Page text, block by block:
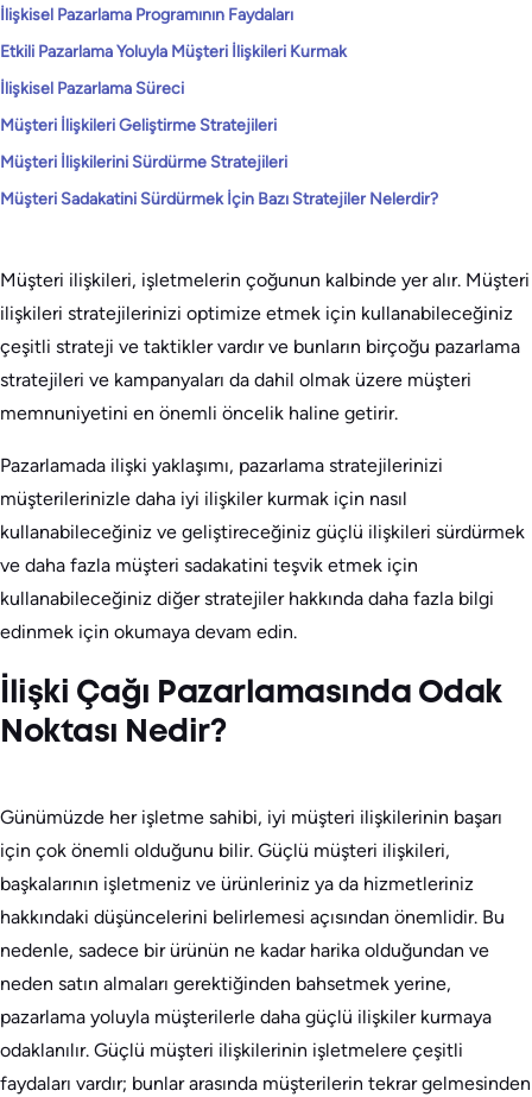
İlişkisel Pazarlama Programının Faydaları
Etkili Pazarlama Yoluyla Müşteri İlişkileri Kurmak
İlişkisel Pazarlama Süreci
Müşteri İlişkileri Geliştirme Stratejileri
Müşteri İlişkilerini Sürdürme Stratejileri
Müşteri Sadakatini Sürdürmek İçin Bazı Stratejiler Nelerdir?
Müşteri ilişkileri, işletmelerin çoğunun kalbinde yer alır. Müşteri
ilişkileri stratejilerinizi optimize etmek için kullanabileceğiniz
çeşitli strateji ve taktikler vardır ve bunların birçoğu pazarlama
stratejileri ve kampanyaları da dahil olmak üzere müşteri
memnuniyetini en önemli öncelik haline getirir.
Pazarlamada ilişki yaklaşımı, pazarlama stratejilerinizi
müşterilerinizle daha iyi ilişkiler kurmak için nasıl
kullanabileceğiniz ve geliştireceğiniz güçlü ilişkileri sürdürmek
ve daha fazla müşteri sadakatini teşvik etmek için
kullanabileceğiniz diğer stratejiler hakkında daha fazla bilgi
edinmek için okumaya devam edin.
İlişki Çağı Pazarlamasında Odak
Noktası Nedir?
Günümüzde her işletme sahibi, iyi müşteri ilişkilerinin başarı
için çok önemli olduğunu bilir. Güçlü müşteri ilişkileri,
başkalarının işletmeniz ve ürünleriniz ya da hizmetleriniz
hakkındaki düşüncelerini belirlemesi açısından önemlidir. Bu
nedenle, sadece bir ürünün ne kadar harika olduğundan ve
neden satın almaları gerektiğinden bahsetmek yerine,
pazarlama yoluyla müşterilerle daha güçlü ilişkiler kurmaya
odaklanılır. Güçlü müşteri ilişkilerinin işletmelere çeşitli
faydaları vardır; bunlar arasında müşterilerin tekrar gelmesinden